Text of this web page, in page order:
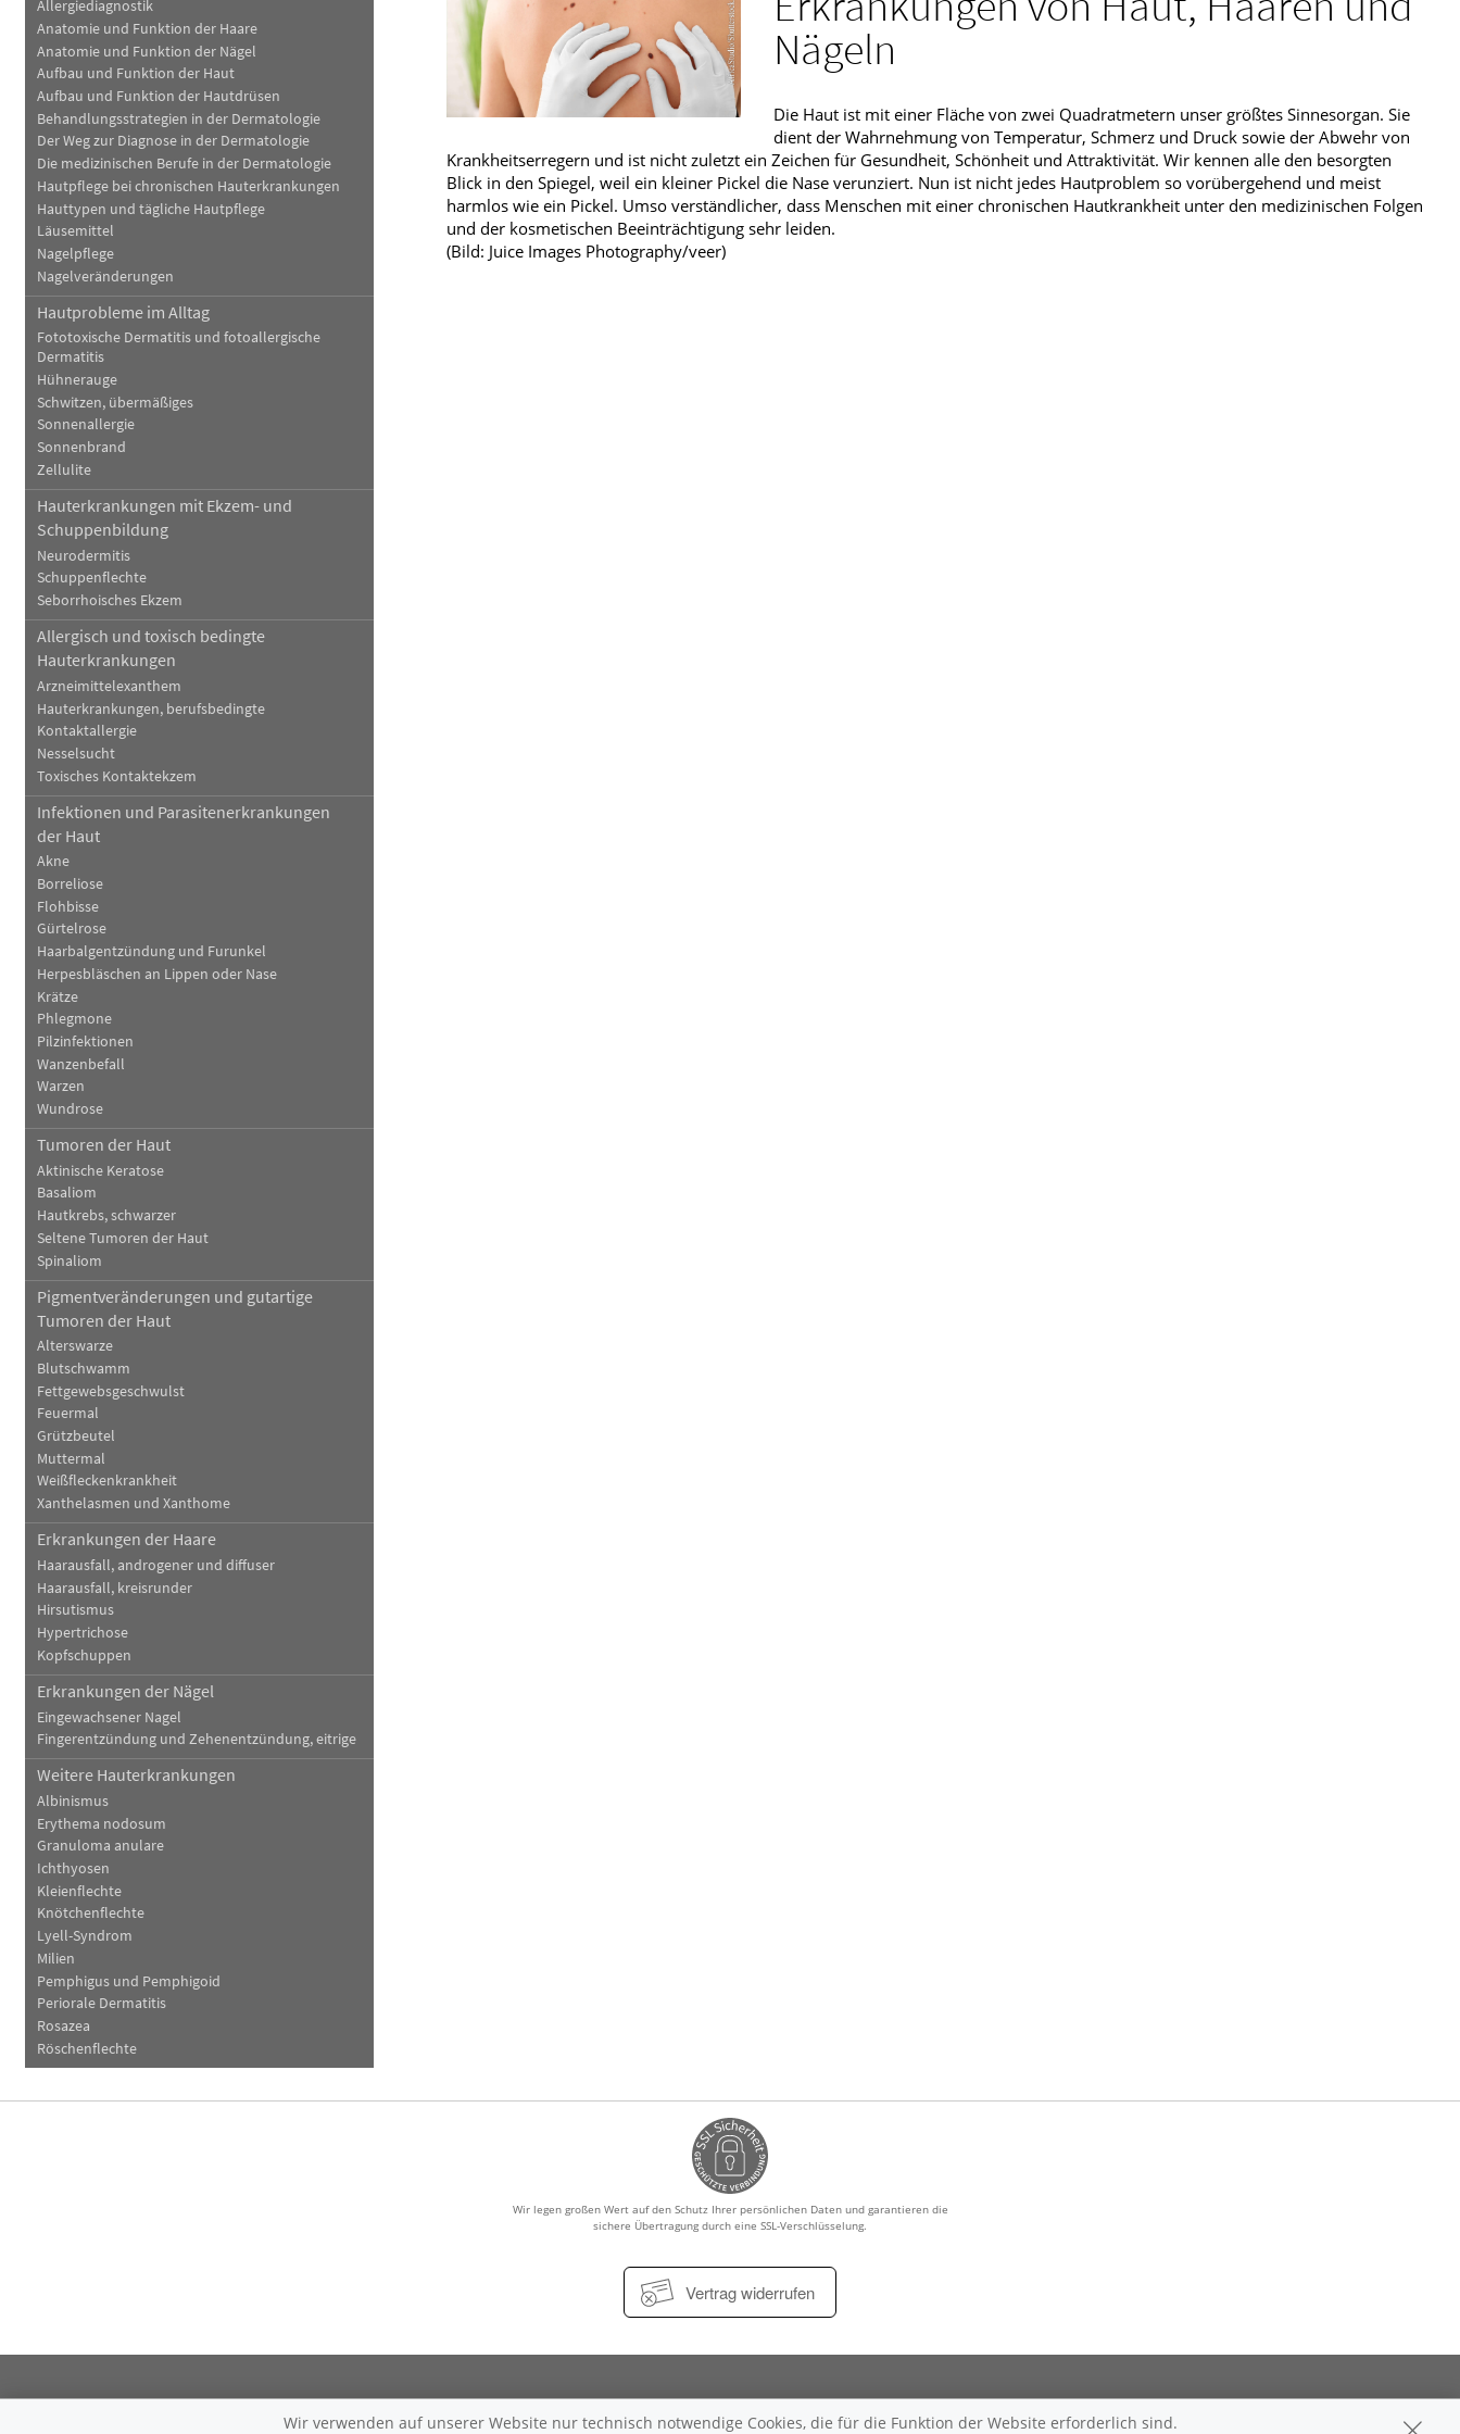
Haut, Haare und Nägel
Psychische Erkrankungen
Schmerz- und Schlafmedizin
Frauenkrankheiten
Allergiediagnostik
Anatomie und Funktion der Haare
Anatomie und Funktion der Nägel
Aufbau und Funktion der Haut
Aufbau und Funktion der Hautdrüsen
Behandlungsstrategien in der Dermatologie
Der Weg zur Diagnose in der Dermatologie
Die medizinischen Berufe in der Dermatologie
Hautpflege bei chronischen Hauterkrankungen
Hauttypen und tägliche Hautpflege
Läusemittel
Nagelpflege
Nagelveränderungen
Hautprobleme im Alltag
Fototoxische Dermatitis und fotoallergische
Dermatitis
Hühnerauge
Schwitzen, übermäßiges
Sonnenallergie
Sonnenbrand
Zellulite
Hauterkrankungen mit Ekzem- und
Schuppenbildung
Neurodermitis
Schuppenflechte
Seborrhoisches Ekzem
Allergisch und toxisch bedingte
Hauterkrankungen
Arzneimittelexanthem
Hauterkrankungen, berufsbedingte
Kontaktallergie
Nesselsucht
Toxisches Kontaktekzem
Infektionen und Parasitenerkrankungen
der Haut
Akne
Borreliose
Flohbisse
Gürtelrose
Haarbalgentzündung und Furunkel
Herpesbläschen an Lippen oder Nase
Krätze
Phlegmone
Pilzinfektionen
Wanzenbefall
Warzen
Wundrose
Tumoren der Haut
Aktinische Keratose
Basaliom
Hautkrebs, schwarzer
Seltene Tumoren der Haut
Spinaliom
Pigmentveränderungen und gutartige
Tumoren der Haut
Alterswarze
Blutschwamm
Fettgewebsgeschwulst
Feuermal
Grützbeutel
Muttermal
Weißfleckenkrankheit
Xanthelasmen und Xanthome
Erkrankungen der Haare
Haarausfall, androgener und diffuser
Haarausfall, kreisrunder
Hirsutismus
Hypertrichose
Kopfschuppen
Erkrankungen der Nägel
Eingewachsener Nagel
Fingerentzündung und Zehenentzündung, eitrige
Weitere Hauterkrankungen
Albinismus
Erythema nodosum
Granuloma anulare
Ichthyosen
Kleienflechte
Knötchenflechte
Lyell-Syndrom
Milien
Pemphigus und Pemphigoid
Periorale Dermatitis
Rosazea
Röschenflechte
Nägeln
Die Haut ist mit einer Fläche von zwei Quadratmetern unser größtes Sinnesorgan. Sie
dient der Wahrnehmung von Temperatur, Schmerz und Druck sowie der Abwehr von
Krankheitserregern und ist nicht zuletzt ein Zeichen für Gesundheit, Schönheit und Attraktivität. Wir kennen alle den besorgten
Blick in den Spiegel, weil ein kleiner Pickel die Nase verunziert. Nun ist nicht jedes Hautproblem so vorübergehend und meist
harmlos wie ein Pickel. Umso verständlicher, dass Menschen mit einer chronischen Hautkrankheit unter den medizinischen Folgen
und der kosmetischen Beeinträchtigung sehr leiden.
(Bild: Juice Images Photography/veer)
Wir legen großen Wert auf den Schutz Ihrer persönlichen Daten und garantieren die
sichere Übertragung durch eine SSL-Verschlüsselung.
Vertrag widerrufen
Wir verwenden auf unserer Website nur technisch notwendige Cookies, die für die Funktion der Website erforderlich sind.